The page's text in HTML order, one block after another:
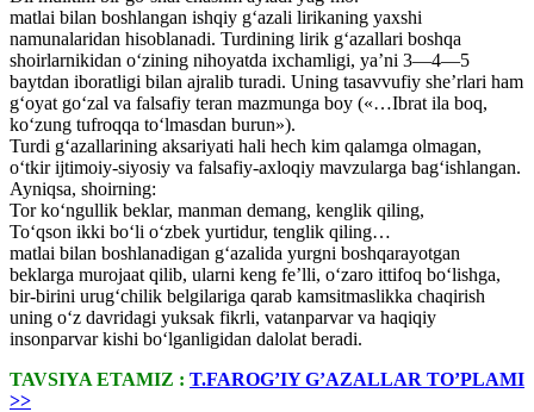
matlai bilan boshlangan ishqiy g‘azali lirikaning yaxshi
namunalaridan hisoblanadi. Turdining lirik g‘azallari boshqa
shoirlarnikidan o‘zining nihoyatda ixchamligi, ya’ni 3—4—5
baytdan iboratligi bilan ajralib turadi. Uning tasavvufiy she’rlari ham
g‘oyat go‘zal va falsafiy teran mazmunga boy («…Ibrat ila boq,
ko‘zung tufroqqa to‘lmasdan burun»).
Turdi g‘azallarining aksariyati hali hech kim qalamga olmagan,
o‘tkir ijtimoiy-siyosiy va falsafiy-axloqiy mavzularga bag‘ishlangan.
Ayniqsa, shoirning:
Tor ko‘ngullik beklar, manman demang, kenglik qiling,
To‘qson ikki bo‘li o‘zbek yurtidur, tenglik qiling…
matlai bilan boshlanadigan g‘azalida yurgni boshqarayotgan
beklarga murojaat qilib, ularni keng fe’lli, o‘zaro ittifoq bo‘lishga,
bir-birini urug‘chilik belgilariga qarab kamsitmaslikka chaqirish
uning o‘z davridagi yuksak fikrli, vatanparvar va haqiqiy
insonparvar kishi bo‘lganligidan dalolat beradi.
TAVSIYA ETAMIZ : T.FAROG’IY G’AZALLAR TO’PLAMI
>>